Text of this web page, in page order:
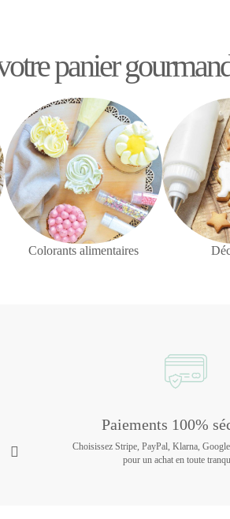
panier
Colorants alimentaires
Paiements 100%
Choisissez Stripe, PayPal, Klarna,
pour un achat en toute